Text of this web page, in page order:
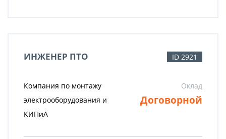
ИНЖЕНЕР ПТО ID 2921
Компания по монтажу
электрооборудования и
КИПиА
Оклад
Договорной